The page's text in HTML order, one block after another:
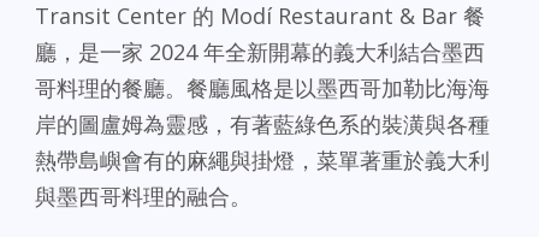
Transit Center 的 Modí Restaurant & Bar 餐
廳，是一家 2024 年全新開幕的義大利結合墨西
哥料理的餐廳。餐廳風格是以墨西哥加勒比海海
岸的圖盧姆為靈感，有著藍綠色系的裝潢與各種
熱帶島嶼會有的麻繩與掛燈，菜單著重於義大利
與墨西哥料理的融合。